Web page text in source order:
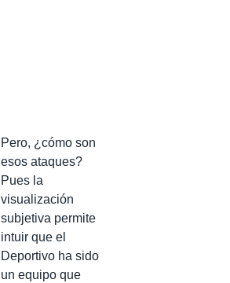
Pero, ¿cómo son
esos ataques?
Pues la
visualización
subjetiva permite
intuir que el
Deportivo ha sido
un equipo que